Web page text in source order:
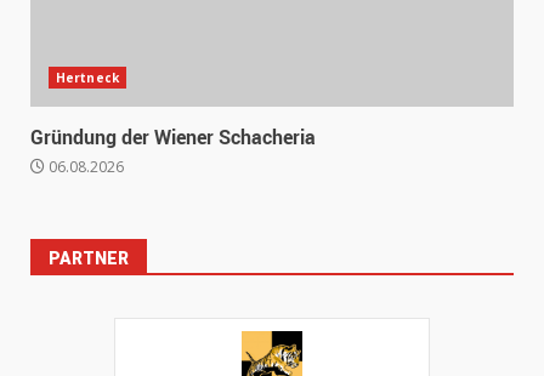
Hertneck
Gründung der Wiener Schacheria
06.08.2026
PARTNER